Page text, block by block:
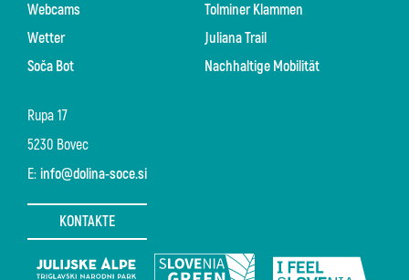
Rupa 17
5230 Bovec
E: info@dolina-soce.si
KONTAKTE
Webcams
Wetter
Soča Bot
Tolminer Klammen
Juliana Trail
Nachhaltige Mobilität